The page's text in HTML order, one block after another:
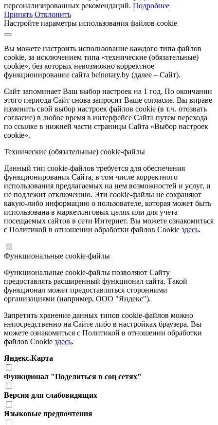
персонализированных рекомендаций. Подробнее
Принять Отклонить
Настройте параметры использования файлов cookie
Вы можете настроить использование каждого типа файлов
cookie, за исключением типа «технические (обязательные)
cookie», без которых невозможно корректное
функционирование сайта belnotary.by (далее – Сайт).
Сайт запоминает Ваш выбор настроек на 1 год. По окончании
этого периода Сайт снова запросит Ваше согласие. Вы вправе
изменить свой выбор настроек файлов cookie (в т.ч. отозвать
согласие) в любое время в интерфейсе Сайта путем перехода
по ссылке в нижней части страницы Сайта «Выбор настроек
cookie».
Технические (обязательные) cookie-файлы
Данный тип cookie-файлов требуется для обеспечения
функционирования Сайта, в том числе корректного
использования предлагаемых на нем возможностей и услуг, и
не подлежит отключению. Эти cookie-файлы не сохраняют
какую-либо информацию о пользователе, которая может быть
использована в маркетинговых целях или для учета
посещаемых сайтов в сети Интернет. Вы можете ознакомиться
с Политикой в отношении обработки файлов Cookie здесь.
Функциональные cookie-файлы
Функциональные cookie-файлы позволяют Сайту
предоставлять расширенный функционал сайта. Такой
функционал может предоставляться сторонними
организациями (например, ООО "Яндекс").
Запретить хранение данных типов cookie-файлов можно
непосредственно на Сайте либо в настройках браузера. Вы
можете ознакомиться с Политикой в отношении обработки
файлов Cookie здесь.
Яндекс.Карта
Функционал "Поделиться в соц сетях"
Версия для слабовидящих
Языковые предпочтения